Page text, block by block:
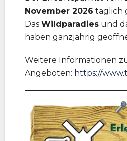
November 2026 täglich
Das Wildparadies und
haben ganzjährig
Weitere Informationen
Angeboten: https://